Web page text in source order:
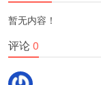
暂无内容！
评论0